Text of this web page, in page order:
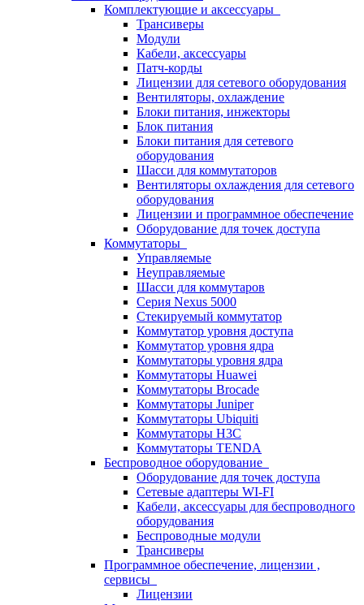
Комплектующие и аксессуары
Трансиверы
Модули
Кабели, аксессуары
Патч-корды
Лицензии для сетевого оборудования
Вентиляторы, охлаждение
Блоки питания, инжекторы
Блок питания
Блоки питания для сетевого
оборудования
Шасси для коммутаторов
Вентиляторы охлаждения для сетевого
оборудования
Лицензии и программное обеспечение
Оборудование для точек доступа
Коммутаторы
Управляемые
Неуправляемые
Шасси для коммутаров
Серия Nexus 5000
Стекируемый коммутатор
Коммутатор уровня доступа
Коммутатор уровня ядра
Коммутаторы уровня ядра
Коммутаторы Huawei
Коммутаторы Brocade
Коммутаторы Juniper
Коммутаторы Ubiquiti
Коммутаторы H3C
Коммутаторы TENDA
Беспроводное оборудование
Оборудование для точек доступа
Сетевые адаптеры WI-FI
Кабели, аксессуары для беспроводного
оборудования
Беспроводные модули
Трансиверы
Программное обеспечение, лицензии ,
сервисы
Лицензии